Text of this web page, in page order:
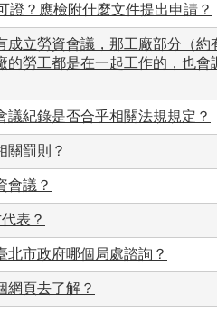
證？應檢附什麼文件提出申請？
立勞資會議，那工廠部分（約
勞工都是在一起工作的，也會
紀錄是否合乎相關法規規定？
關罰則？
會議？
表？
市政府哪個局處諮詢？
網頁去了解？